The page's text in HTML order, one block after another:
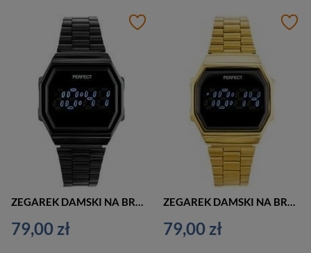
ZEGAREK DAMSKI NA BRANSOLECIE ELEGANCKI LED PERFECT A8039 (zp916d)
79,00 zł
ZEGAREK DAMSKI NA BRANSOLECIE ZŁOTY LED PERFECT A8039 (zp916b)
79,00 zł